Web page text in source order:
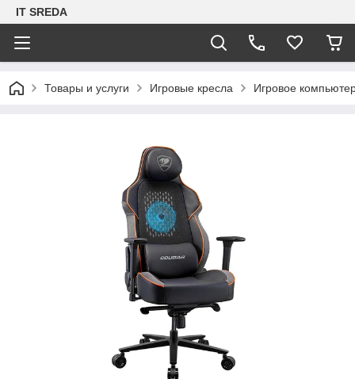
IT SREDA
Товары и услуги Игровые кресла Игровое